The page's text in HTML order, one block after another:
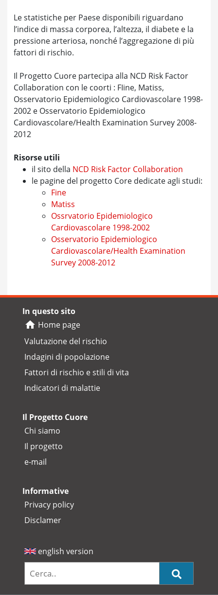
Le statistiche per Paese disponibili riguardano
l’indice di massa corporea, l’altezza, il diabete e la
pressione arteriosa, nonché l’aggregazione di più
fattori di rischio.
Il Progetto Cuore partecipa alla NCD Risk Factor
Collaboration con le coorti : FIine, Matiss,
Osservatorio Epidemiologico Cardiovascolare 1998-
2002 e Osservatorio Epidemiologico
Cardiovascolare/Health Examination Survey 2008-
2012
Risorse utili
il sito della NCD Risk Factor Collaboration
le pagine del progetto Core dedicate agli studi:
Fine
Matiss
Ossrvatorio Epidemiologico
Cardiovascolare 1998-2002
Osservatorio Epidemiologico
Cardiovascolare/Health Examination
Survey 2008-2012
In questo sito
Home page
Valutazione del rischio
Indagini di popolazione
Fattori di rischio e stili di vita
Indicatori di malattie
Il Progetto Cuore
Chi siamo
Il progetto
e-mail
Informative
Privacy policy
Disclamer
english version